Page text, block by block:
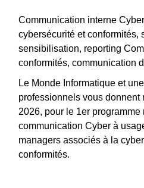
Communication interne
cybersécurité et conformités,
sensibilisation, reporting
conformités, communication
Le Monde Informatique et
professionnels vous donnent
2026, pour le 1er
communication Cyber à
managers associés à la
conformités.